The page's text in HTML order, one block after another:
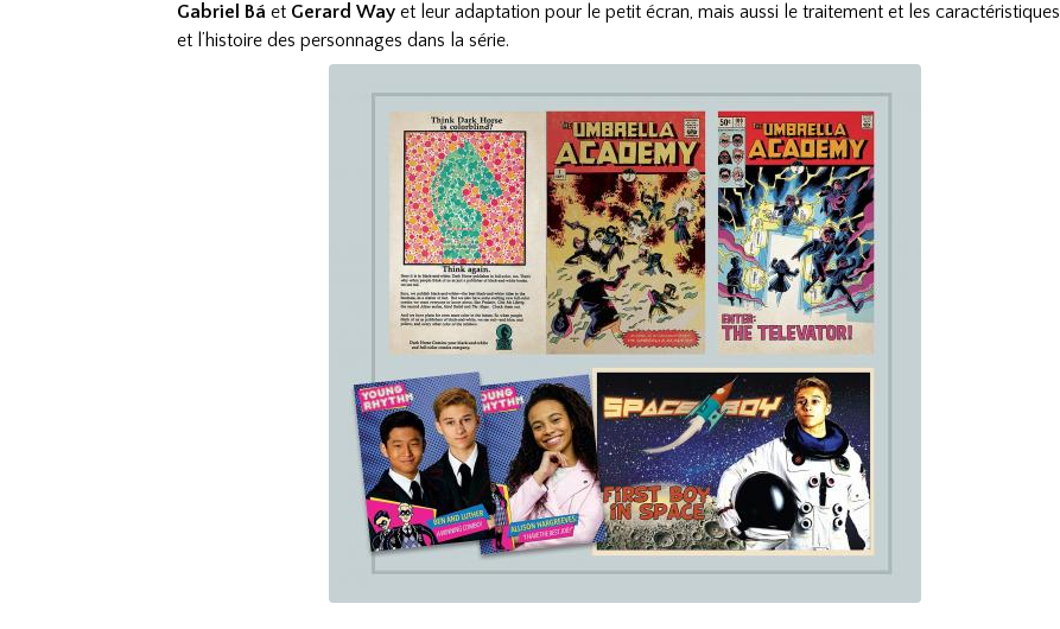
Gabriel Bá et Gerard Way et leur adaptation pour le petit écran, mais aussi le traitement et les caractéristiques
et l’histoire des personnages dans la série.